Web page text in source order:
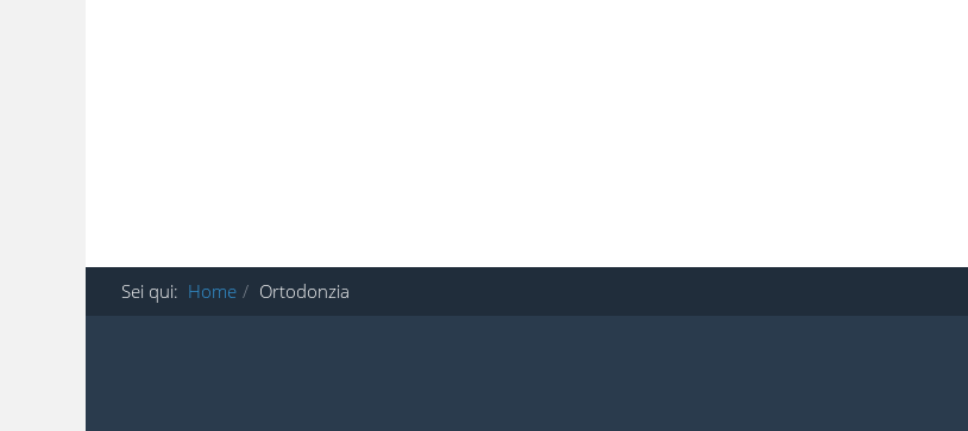
Sei qui: Home Ortodonzia